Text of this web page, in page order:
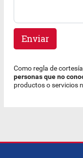
Enviar
Como regla de
personas que no
productos o servicios